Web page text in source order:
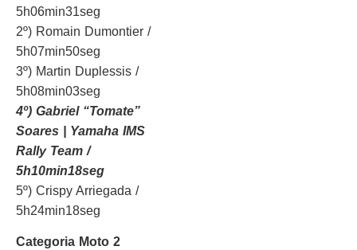
5h06min31seg
2º) Romain Dumontier /
5h07min50seg
3º) Martin Duplessis /
5h08min03seg
4º) Gabriel “Tomate”
Soares | Yamaha IMS
Rally Team /
5h10min18seg
5º) Crispy Arriegada /
5h24min18seg
Categoria Moto 2